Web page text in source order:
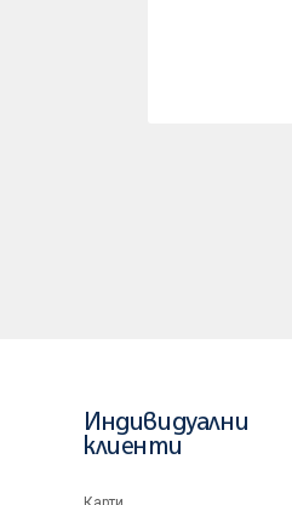
Индивидуални
клиенти